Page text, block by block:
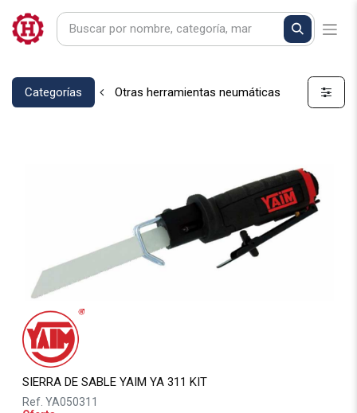
Categorías Otras herramientas neumáticas
SIERRA DE SABLE YAIM YA 311 KIT
Ref. YA050311